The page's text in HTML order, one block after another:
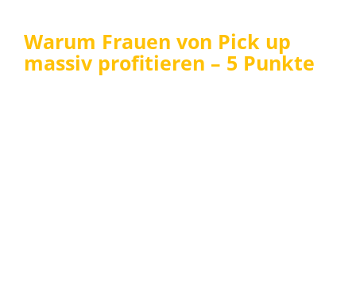
Warum Frauen von Pick up
massiv profitieren – 5 Punkte